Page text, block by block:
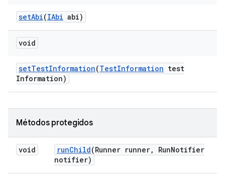
setAbi(IAbi abi)
void
setTestInformation(TestInformation test
Information)
Métodos protegidos
void runChild(Runner runner, RunNotifier
notifier)